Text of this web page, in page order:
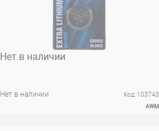
Нет в наличии Код: 103743
AWM
Нет в наличии